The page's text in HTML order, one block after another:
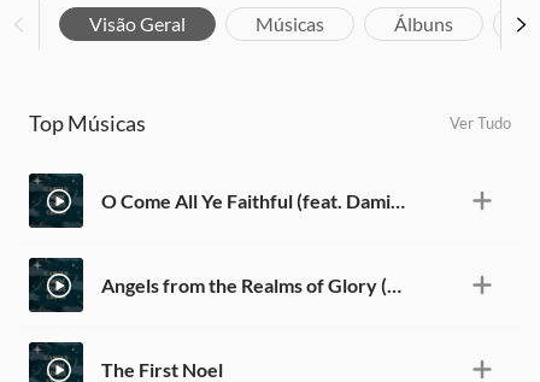
Visão Geral Músicas Álbuns
Top Músicas Ver Tudo
The First Noel